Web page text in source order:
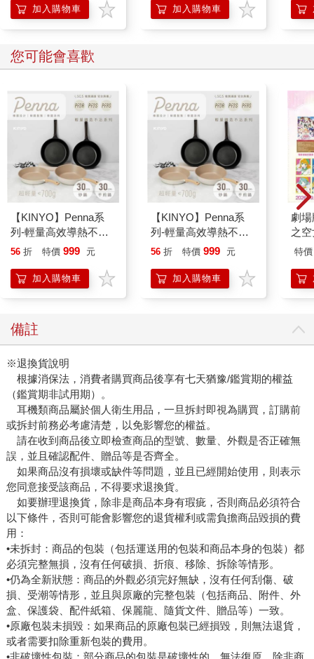
加入購物車 加入購物車
您可能會喜歡
【KINYO】Penna系
列-輕量高效導熱不沾
平煎鍋30cm
56 折 特價 999 元
加入購物車
【KINYO】Penna系
列-輕量高效導熱不沾
平煎鍋30cm
56 折 特價 999 元
加入購物車
劇
之
樂
組
特價
備註
※退換貨說明
根據消保法，消費者購買商品後享有七天猶豫/鑑賞期的權益
（鑑賞期非試用期）。
耳機類商品屬於個人衛生用品，一旦拆封即視為購買，訂購前
或拆封前務必考慮清楚，以免影響您的權益。
請在收到商品後立即檢查商品的型號、數量、外觀是否正確無
誤，並且確認配件、贈品等是否齊全。
如果商品沒有損壞或缺件等問題，並且已經開始使用，則表示
您同意接受該商品，不得要求退換貨。
如要辦理退換貨，除非是商品本身有瑕疵，否則商品必須符合
以下條件，否則可能會影響您的退貨權利或需負擔商品毀損的費
用：
•未拆封：商品的包裝（包括運送用的包裝和商品本身的包裝）都
必須完整無損，沒有任何破損、折痕、移除、拆除等情形。
•仍為全新狀態：商品的外觀必須完好無缺，沒有任何刮傷、破
損、受潮等情形，並且與原廠的完整包裝（包括商品、附件、外
盒、保護袋、配件紙箱、保麗龍、隨貨文件、贈品等）一致。
•原廠包裝未損毀：如果商品的原廠包裝已經損毀，則無法退貨，
或者需要扣除重新包裝的費用。
•非破壞性包裝：部分商品的包裝是破壞性的，無法復原，除非商